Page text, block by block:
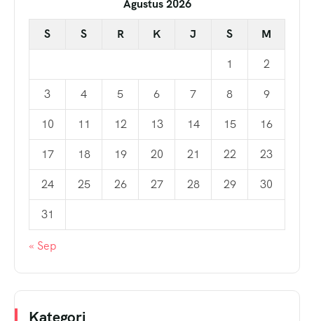
Agustus 2026
S S R K J S M
1 2
3 4 5 6 7 8 9
10 11 12 13 14 15 16
17 18 19 20 21 22 23
24 25 26 27 28 29 30
31
« Sep
Kategori